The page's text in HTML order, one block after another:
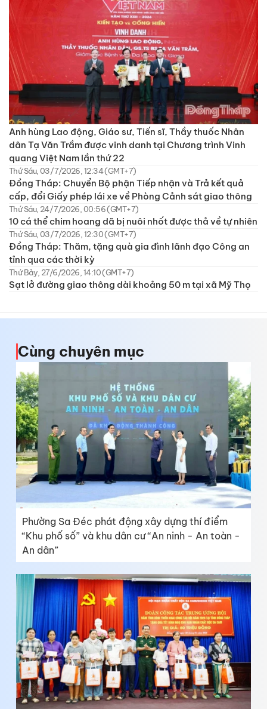
Anh hùng Lao động, Giáo sư, Tiến sĩ, Thầy thuốc Nhân
dân Tạ Văn Trầm được vinh danh tại Chương trình Vinh
quang Việt Nam lần thứ 22
Thứ Sáu, 03/7/2026, 12:34 (GMT+7)
Đồng Tháp: Chuyển Bộ phận Tiếp nhận và Trả kết quả
cấp, đổi Giấy phép lái xe về Phòng Cảnh sát giao thông
Thứ Sáu, 24/7/2026, 00:56 (GMT+7)
10 cá thể chim hoang dã bị nuôi nhốt được thả về tự nhiên
Thứ Sáu, 03/7/2026, 12:30 (GMT+7)
Đồng Tháp: Thăm, tặng quà gia đình lãnh đạo Công an
tỉnh qua các thời kỳ
Thứ Bảy, 27/6/2026, 14:10 (GMT+7)
Sạt lở đường giao thông dài khoảng 50 m tại xã Mỹ Thọ
Cùng chuyên mục
Phường Sa Đéc phát động xây dựng thí điểm
“Khu phố số” và khu dân cư “An ninh - An toàn -
An dân”